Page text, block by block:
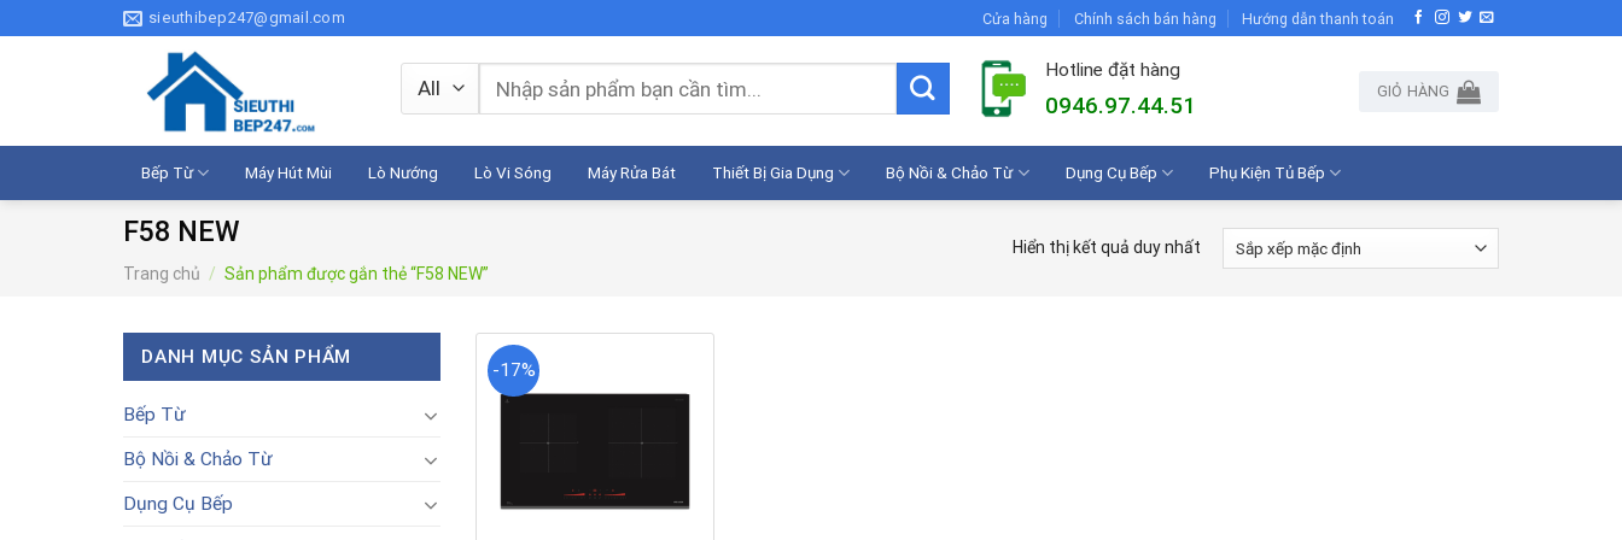
to
sieuthibep247@gmail.com Cửa hàng Chính sách bán hàng Hướng dẫn thanh toán
Tìm
kiếm:
Hotline đặt hàng
0946.97.44.51
GIỎ HÀNG
Bếp Từ Máy Hút Mùi Lò Nướng Lò Vi Sóng Máy Rửa Bát Thiết Bị Gia Dụng Bộ Nồi & Chảo Từ Dụng Cụ Bếp Phụ Kiện Tủ Bếp
F58 NEW
Trang chủ / Sản phẩm được gắn thẻ “F58 NEW”
Hiển thị kết quả duy nhất
DANH MỤC SẢN PHẨM
Bếp Từ
Bộ Nồi & Chảo Từ
Dụng Cụ Bếp
-17%